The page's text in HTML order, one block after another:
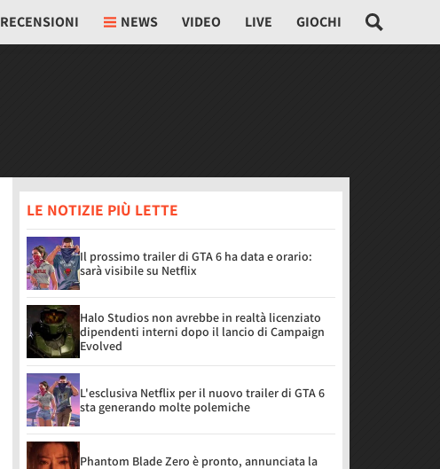
RECENSIONI NEWS VIDEO LIVE GIOCHI
LE NOTIZIE PIÙ LETTE
Il prossimo trailer di GTA 6 ha data e orario:
sarà visibile su Netflix
Halo Studios non avrebbe in realtà licenziato
dipendenti interni dopo il lancio di Campaign
Evolved
L'esclusiva Netflix per il nuovo trailer di GTA 6
sta generando molte polemiche
Phantom Blade Zero è pronto, annunciata la